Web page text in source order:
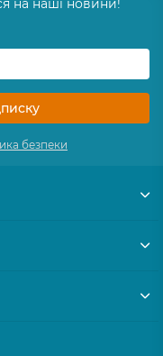
на наші новини!
безпеки